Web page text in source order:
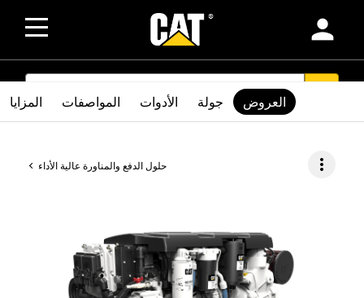
person
SEARCH
حلول الدفع والمناورة عالية الأداء more_vert
المزايا المواصفات الأدوات جولة العروض